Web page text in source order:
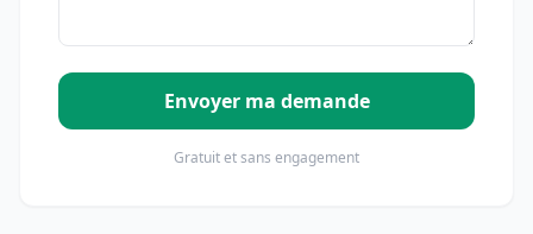
Envoyer ma demande
Gratuit et sans engagement